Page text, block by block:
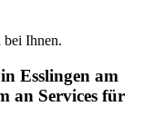
bei Ihnen.
Esslingen am
an Services für